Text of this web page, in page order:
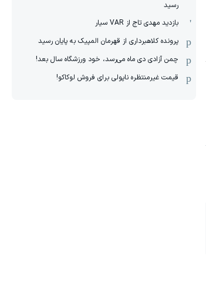
رسید
بازدید مهدی تاج از VAR سیار
پرونده کلاهبرداری از قهرمان المپیک به پایان رسید
چمن آزادی دی ماه می‌رسد، خود ورزشگاه سال بعد!
قیمت غیرمنتظره ناپولی برای فروش لوکاکو!